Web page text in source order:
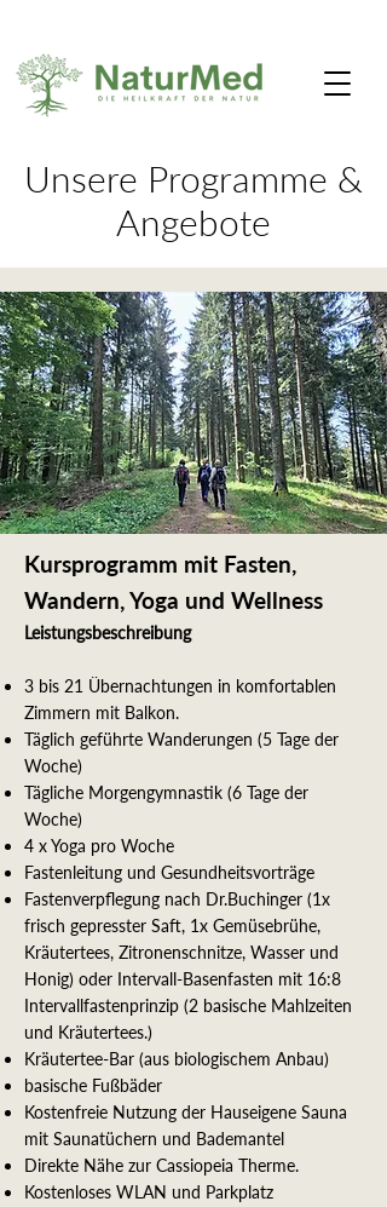
Unsere Programme &
Angebote
Kursprogramm mit Fasten,
Wandern, Yoga und Wellness
Leistungsbeschreibung
3 bis 21 Übernachtungen in komfortablen
Zimmern mit Balkon.
Täglich geführte Wanderungen (5 Tage der
Woche)
Tägliche Morgengymnastik (6 Tage der
Woche)
4 x Yoga pro Woche
Fastenleitung und Gesundheitsvorträge
Fastenverpflegung nach Dr.Buchinger (1x
frisch gepresster Saft, 1x Gemüsebrühe,
Kräutertees, Zitronenschnitze, Wasser und
Honig) oder Intervall-Basenfasten mit 16:8
Intervallfastenprinzip (2 basische Mahlzeiten
und Kräutertees.)
Kräutertee-Bar (aus biologischem Anbau)
basische Fußbäder
Kostenfreie Nutzung der Hauseigene Sauna
mit Saunatüchern und Bademantel
Direkte Nähe zur Cassiopeia Therme.
Kostenloses WLAN und Parkplatz